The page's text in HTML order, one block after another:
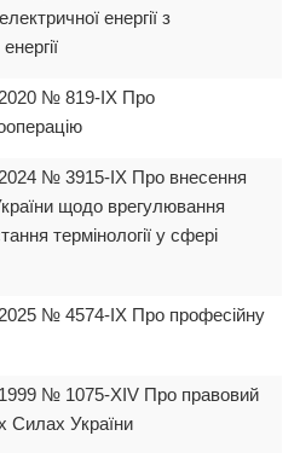
енергії з
№ 819-IX Про
№ 3915-IX Про внесення
щодо врегулювання
термінології у сфері
№ 4574-IX Про професійну
№ 1075-XIV Про правовий
Силах України